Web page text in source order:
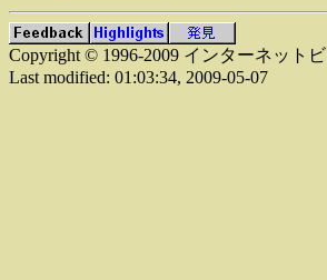
Copyright © 1996-2009 インターネット
Last modified: 01:03:34, 2009-05-07